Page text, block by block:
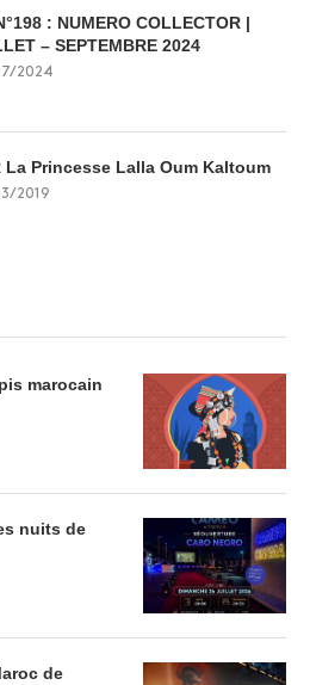
: NUMERO COLLECTOR |
– SEPTEMBRE 2024
2024
La Princesse Lalla Oum Kaltoum
2019
marocain
nuits de
de